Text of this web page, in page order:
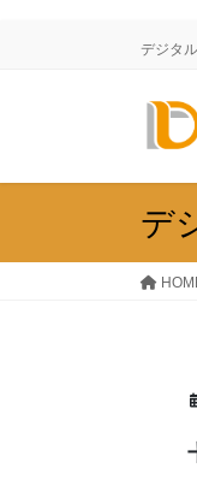
移
ン
デジタ
デ